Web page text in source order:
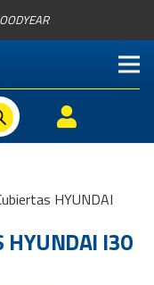
HYUNDAI
HYUNDAI I30